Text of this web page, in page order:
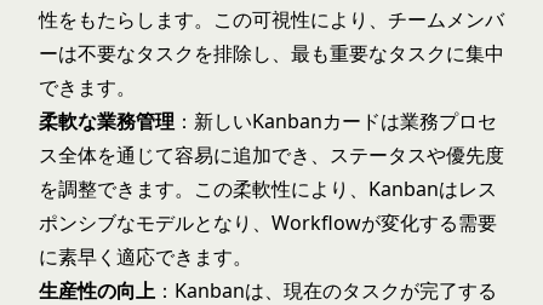
性をもたらします。この可視性により、チームメンバ
ーは不要なタスクを排除し、最も重要なタスクに集中
できます。
柔軟な業務管理 ：新しいKanbanカードは業務プロセ
ス全体を通じて容易に追加でき、ステータスや優先度
を調整できます。この柔軟性により、Kanbanはレス
ポンシブなモデルとなり、Workflowが変化する需要
に素早く適応できます。
生産性の向上 ：Kanbanは、現在のタスクが完了する